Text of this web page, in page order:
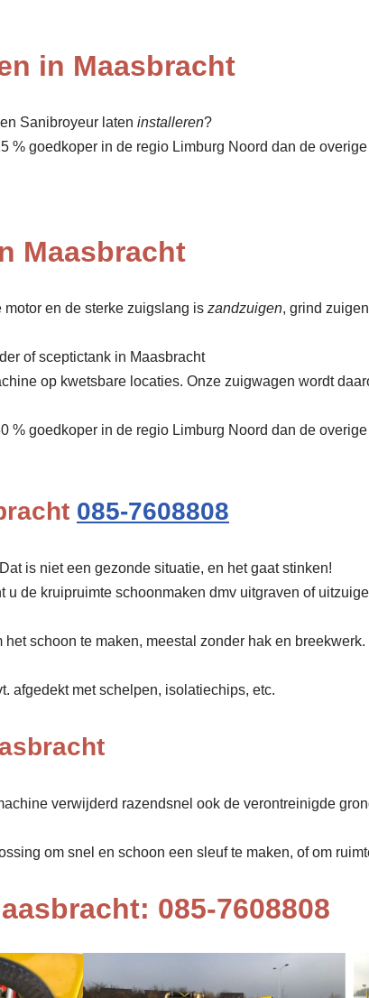
in Maasbracht
Sanibroyeur laten installeren?
% goedkoper in de regio Limburg Noord dan de
Maasbracht
en de sterke zuigslang is zandzuigen, grind
of sceptictank in Maasbracht
op kwetsbare locaties. Onze zuigwagen wordt
% goedkoper in de regio Limburg Noord dan de
085-7608808
is niet een gezonde situatie, en het gaat stinken!
de kruipruimte schoonmaken dmv uitgraven of
schoon te maken, meestal zonder hak en
afgedekt met schelpen, isolatiechips, etc.
verwijderd razendsnel ook de verontreinigde
om snel en schoon een sleuf te maken, of om
085-7608808